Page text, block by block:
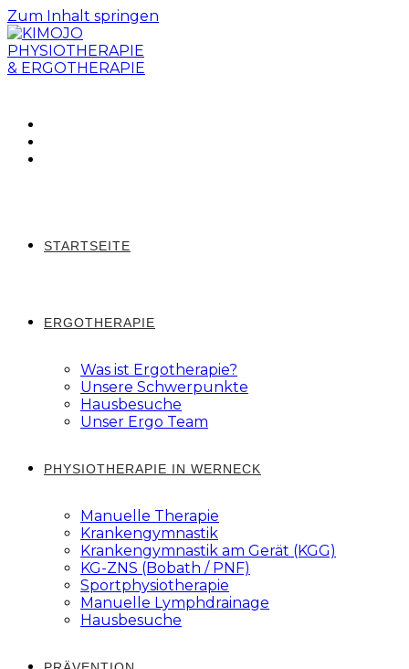
Zum Inhalt springen
STARTSEITE
ERGOTHERAPIE
Was ist Ergotherapie?
Unsere Schwerpunkte
Hausbesuche
Unser Ergo Team
PHYSIOTHERAPIE IN WERNECK
Manuelle Therapie
Krankengymnastik
Krankengymnastik am Gerät (KGG)
KG-ZNS (Bobath / PNF)
Sportphysiotherapie
Manuelle Lymphdrainage
Hausbesuche